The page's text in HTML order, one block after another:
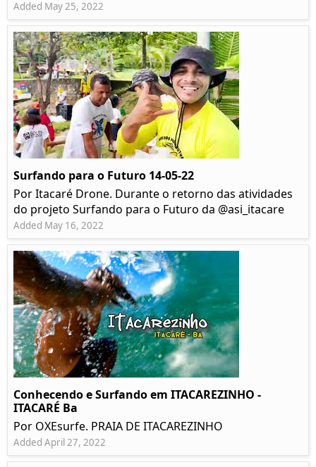
Added May 25, 2022
Surfando para o Futuro 14-05-22
Por Itacaré Drone. Durante o retorno das atividades
do projeto Surfando para o Futuro da @asi_itacare
Added May 16, 2022
Conhecendo e Surfando em ITACAREZINHO -
ITACARÉ Ba
Por OXEsurfe. PRAIA DE ITACAREZINHO
Added April 27, 2022